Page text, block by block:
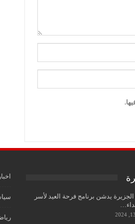
يدشن برنامج فرحة العيد لأسر
اخبار